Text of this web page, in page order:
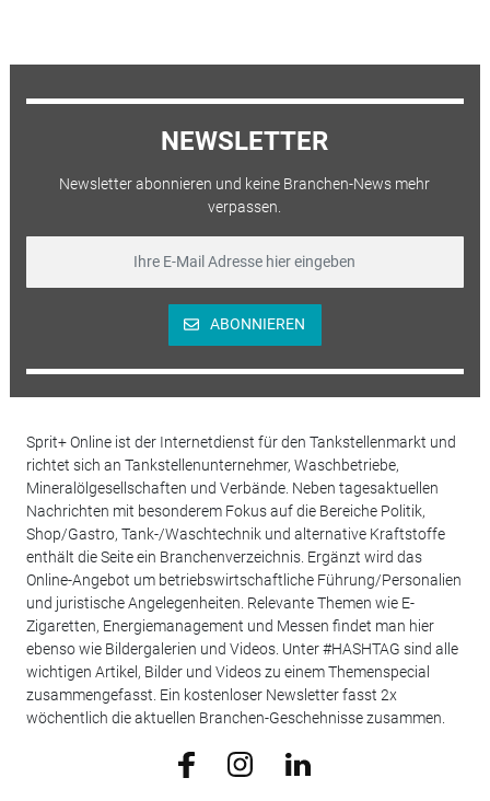
NEWSLETTER
Newsletter abonnieren und keine Branchen-News mehr
verpassen.
ABONNIEREN
Sprit+ Online ist der Internetdienst für den Tankstellenmarkt und
richtet sich an Tankstellenunternehmer, Waschbetriebe,
Mineralölgesellschaften und Verbände. Neben tagesaktuellen
Nachrichten mit besonderem Fokus auf die Bereiche Politik,
Shop/Gastro, Tank-/Waschtechnik und alternative Kraftstoffe
enthält die Seite ein Branchenverzeichnis. Ergänzt wird das
Online-Angebot um betriebswirtschaftliche Führung/Personalien
und juristische Angelegenheiten. Relevante Themen wie E-
Zigaretten, Energiemanagement und Messen findet man hier
ebenso wie Bildergalerien und Videos. Unter #HASHTAG sind alle
wichtigen Artikel, Bilder und Videos zu einem Themenspecial
zusammengefasst. Ein kostenloser Newsletter fasst 2x
wöchentlich die aktuellen Branchen-Geschehnisse zusammen.